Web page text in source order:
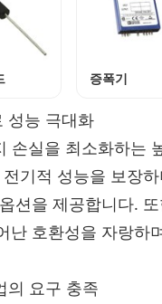
증폭기
성능 극대화
손실을 최소화하는
기적 성능을 보장
션을 제공합니다.
난 호환성을 자랑하
의 요구 충족